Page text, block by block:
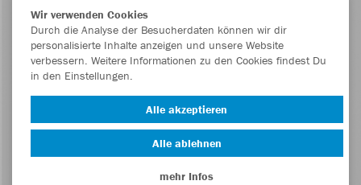
Wir verwenden Cookies
Durch die Analyse der Besucherdaten können wir dir
personalisierte Inhalte anzeigen und unsere Website
verbessern. Weitere Informationen zu den Cookies findest Du
in den Einstellungen.
Alle akzeptieren
Alle ablehnen
mehr Infos